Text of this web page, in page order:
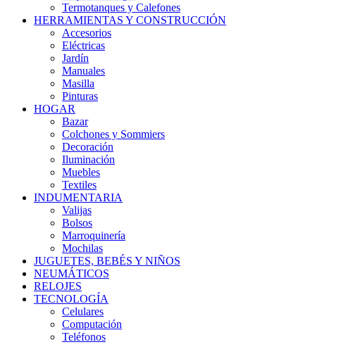
Termotanques y Calefones
HERRAMIENTAS Y CONSTRUCCIÓN
Accesorios
Eléctricas
Jardín
Manuales
Masilla
Pinturas
HOGAR
Bazar
Colchones y Sommiers
Decoración
Iluminación
Muebles
Textiles
INDUMENTARIA
Valijas
Bolsos
Marroquinería
Mochilas
JUGUETES, BEBÉS Y NIÑOS
NEUMÁTICOS
RELOJES
TECNOLOGÍA
Celulares
Computación
Teléfonos